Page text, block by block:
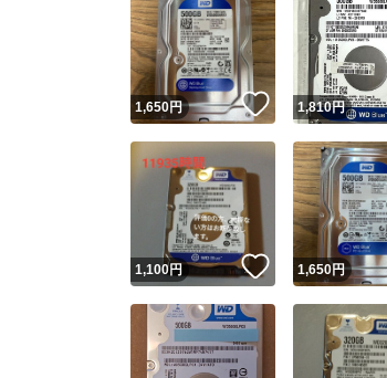
1,650円 いいね！
1,810円
1,100円 いいね！
1,650円